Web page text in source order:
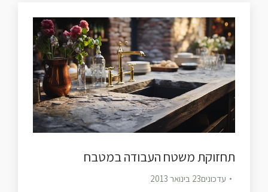
תחזוקת משטח העבודה במטבח
עדכונים23 בינואר 2013